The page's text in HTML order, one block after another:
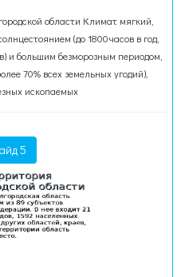
области Климат мягкий,
(до 1800часов в год,
и большим безморозным периодом,
70% всех земельных угодий),
ископаемых
5